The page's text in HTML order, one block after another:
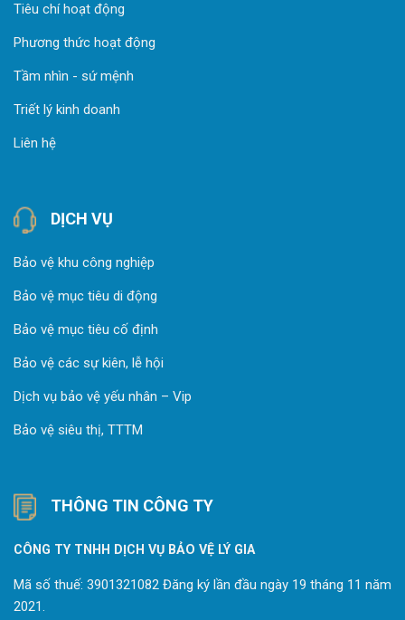
Tiêu chí hoạt động
Phương thức hoạt động
Tầm nhìn - sứ mệnh
Triết lý kinh doanh
Liên hệ
DỊCH VỤ
Bảo vệ khu công nghiệp
Bảo vệ mục tiêu di động
Bảo vệ mục tiêu cố định
Bảo vệ các sự kiên, lễ hội
Dịch vụ bảo vệ yếu nhân – Vip
Bảo vệ siêu thị, TTTM
THÔNG TIN CÔNG TY
CÔNG TY TNHH DỊCH VỤ BẢO VỆ LÝ GIA
Mã số thuế: 3901321082 Đăng ký lần đầu ngày 19 tháng 11 năm
2021.